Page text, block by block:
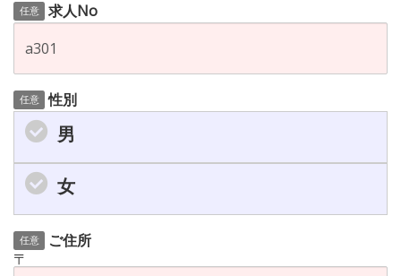
任意 求人No
任意 性別
男
女
任意
ご住所
〒